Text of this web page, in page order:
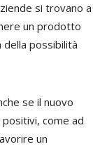
si trovano a
un prodotto
possibilità
se il nuovo
come ad
un